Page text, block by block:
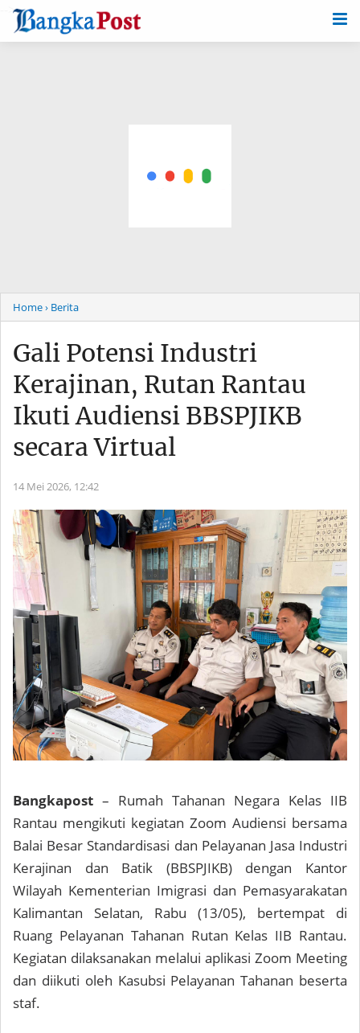
-->
Home› Berita
Gali Potensi Industri
Kerajinan, Rutan Rantau
Ikuti Audiensi BBSPJIKB
secara Virtual
14 Mei 2026, 12:42
Bangkapost – Rumah Tahanan Negara Kelas IIB
Rantau mengikuti kegiatan Zoom Audiensi bersama
Balai Besar Standardisasi dan Pelayanan Jasa Industri
Kerajinan dan Batik (BBSPJIKB) dengan Kantor
Wilayah Kementerian Imigrasi dan Pemasyarakatan
Kalimantan Selatan, Rabu (13/05), bertempat di
Ruang Pelayanan Tahanan Rutan Kelas IIB Rantau.
Kegiatan dilaksanakan melalui aplikasi Zoom Meeting
dan diikuti oleh Kasubsi Pelayanan Tahanan beserta
staf.